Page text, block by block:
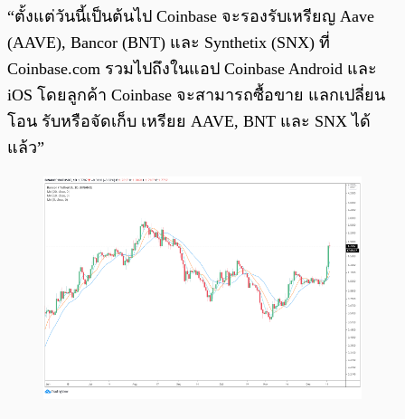
“ตั้งแต่วันนี้เป็นต้นไป Coinbase จะรองรับเหรียญ Aave
(AAVE), Bancor (BNT) และ Synthetix (SNX) ที่
Coinbase.com รวมไปถึงในแอป Coinbase Android และ
iOS โดยลูกค้า Coinbase จะสามารถซื้อขาย แลกเปลี่ยน
โอน รับหรือจัดเก็บ เหรียย AAVE, BNT และ SNX ได้
แล้ว”